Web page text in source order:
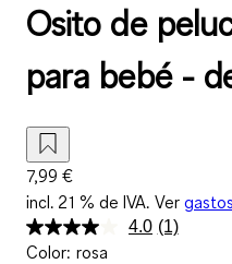
Osito de
para bebé -
7,99 €
incl. 21 % de IVA. Ver
4.0 Lea
(1)
Color: rosa